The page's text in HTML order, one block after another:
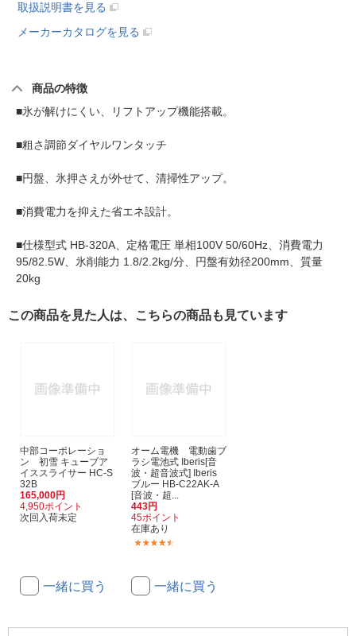
取扱説明書を見る
メーカーカタログを見る
商品の特徴
■氷が解けにくい、リフトアップ機能搭載。
■粗さ調節ダイヤルワンタッチ
■円盤、氷押さえが外せて、清掃性アップ。
■消費電力を抑えた省エネ設計。
■仕様型式 HB-320A、定格電圧 単相100V 50/60Hz、消費電力
95/82.5W、氷削能力 1.8/2.2kg/分、円盤有効径200mm、質量
20kg
この商品を見た人は、こちらの商品も見ています
中部コーポレーショ
ン 初雪 キューブア
イススライサー HC-S
32B
165,000円
4,950ポイント
次回入荷未定
一緒に買う
オーム電機 電動歯ブ
ラシ電池式 Iberis[音
波・超音波式] Iberis
ブルー HB-C22AK-A
[音波・超...
443円
45ポイント
在庫あり
一緒に買う